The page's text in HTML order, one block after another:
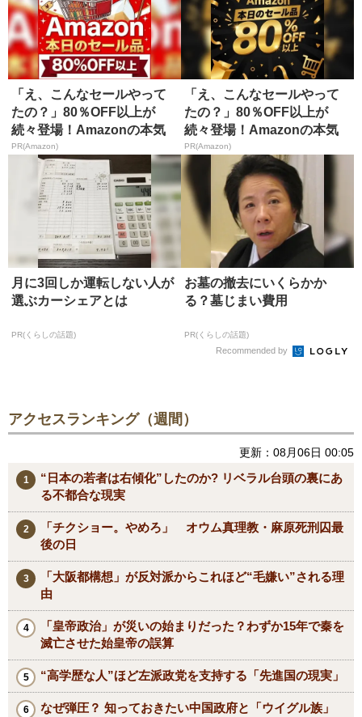
「え、こんなセールやって
たの？」80％OFF以上が
続々登場！Amazonの本気
が...
PR(Amazon)
「え、こんなセールやって
たの？」80％OFF以上が
続々登場！Amazonの本気
が...
PR(Amazon)
月に3回しか運転しない人が
選ぶカーシェアとは
PR(くらしの話題)
お墓の撤去にいくらかか
る？墓じまい費用
PR(くらしの話題)
Recommended by
アクセスランキング（週間）
更新：08月06日 00:05
“日本の若者は右傾化”したのか? リベラル台頭の裏にあ
る不都合な現実
「チクショー。やめろ」 オウム真理教・麻原死刑囚最
後の日
「大阪都構想」が反対派からこれほど“毛嫌い”される理
由
「皇帝政治」が災いの始まりだった？わずか15年で秦を
滅亡させた始皇帝の誤算
“高学歴な人”ほど左派政党を支持する「先進国の現実」
なぜ弾圧？ 知っておきたい中国政府と「ウイグル族」